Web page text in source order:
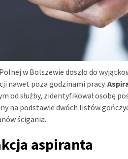
w Bolszewie doszło do
nawet poza godzinami pracy.
od służby, zidentyfikował osobę
na podstawie dwóch listów
ścigania.
aspiranta